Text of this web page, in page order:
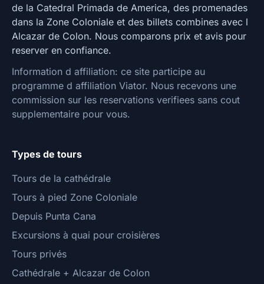
de la Catedral Primada de America, des promenades
dans la Zone Coloniale et des billets combines avec l
Alcazar de Colon. Nous comparons prix et avis pour
reserver en confiance.
Information d affiliation: ce site participe au
programme d affiliation Viator. Nous recevons une
commission sur les reservations verifiees sans cout
supplementaire pour vous.
Types de tours
Tours de la cathédrale
Tours à pied Zone Coloniale
Depuis Punta Cana
Excursions à quai pour croisières
Tours privés
Cathédrale + Alcazar de Colon